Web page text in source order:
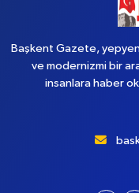
Başkent Gazete,
ve modernizmi bir
insanlara haber